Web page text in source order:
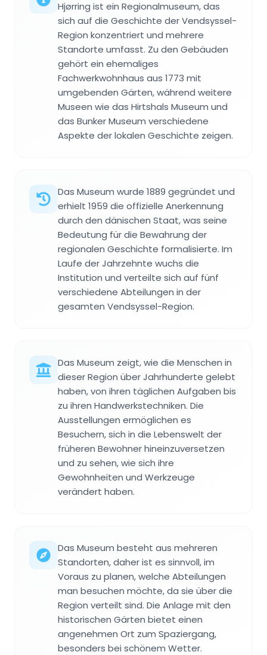
Hjørring ist ein Regionalmuseum, das
sich auf die Geschichte der Vendsyssel-
Region konzentriert und mehrere
Standorte umfasst. Zu den Gebäuden
gehört ein ehemaliges
Fachwerkwohnhaus aus 1773 mit
umgebenden Gärten, während weitere
Museen wie das Hirtshals Museum und
das Bunker Museum verschiedene
Aspekte der lokalen Geschichte zeigen.
Das Museum wurde 1889 gegründet und
erhielt 1959 die offizielle Anerkennung
durch den dänischen Staat, was seine
Bedeutung für die Bewahrung der
regionalen Geschichte formalisierte. Im
Laufe der Jahrzehnte wuchs die
Institution und verteilte sich auf fünf
verschiedene Abteilungen in der
gesamten Vendsyssel-Region.
Das Museum zeigt, wie die Menschen in
dieser Region über Jahrhunderte gelebt
haben, von ihren täglichen Aufgaben bis
zu ihren Handwerkstechniken. Die
Ausstellungen ermöglichen es
Besuchern, sich in die Lebenswelt der
früheren Bewohner hineinzuversetzen
und zu sehen, wie sich ihre
Gewohnheiten und Werkzeuge
verändert haben.
Das Museum besteht aus mehreren
Standorten, daher ist es sinnvoll, im
Voraus zu planen, welche Abteilungen
man besuchen möchte, da sie über die
Region verteilt sind. Die Anlage mit den
historischen Gärten bietet einen
angenehmen Ort zum Spaziergang,
besonders bei schönem Wetter.